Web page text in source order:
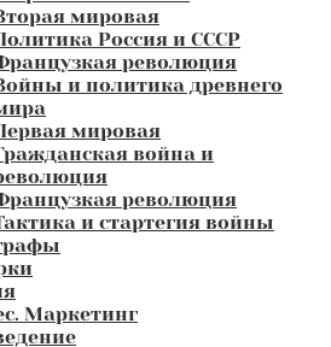
мировая
Россия и СССР
революция
и политика древнего
мировая
война и
революция
и стартегия войны
Маркетинг